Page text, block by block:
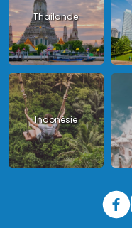
Thailande
Indonésie